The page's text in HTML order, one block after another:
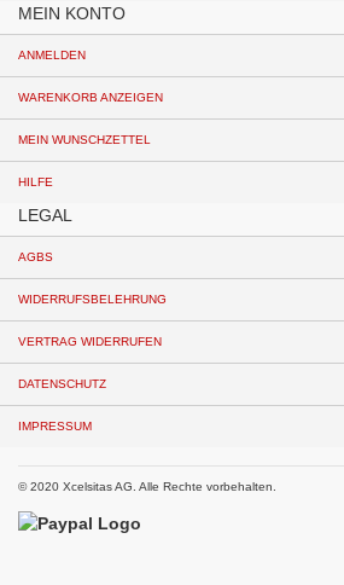
MEIN KONTO
ANMELDEN
WARENKORB ANZEIGEN
MEIN WUNSCHZETTEL
HILFE
LEGAL
AGBS
WIDERRUFSBELEHRUNG
VERTRAG WIDERRUFEN
DATENSCHUTZ
IMPRESSUM
© 2020 Xcelsitas AG. Alle Rechte vorbehalten.